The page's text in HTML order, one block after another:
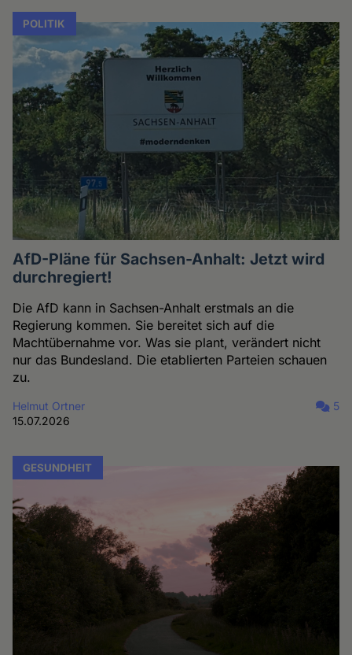
POLITIK
AfD-Pläne für Sachsen-Anhalt: Jetzt wird
durchregiert!
Die AfD kann in Sachsen-Anhalt erstmals an die
Regierung kommen. Sie bereitet sich auf die
Machtübernahme vor. Was sie plant, verändert nicht
nur das Bundesland. Die etablierten Parteien schauen
zu.
Helmut Ortner
15.07.2026
5
GESUNDHEIT